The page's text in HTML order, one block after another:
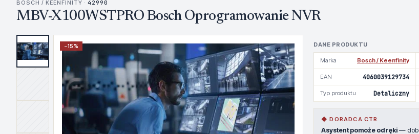
BOSCH / KEENFINITY · 42990
MBV-X100WSTPRO Bosch Oprogramowanie NVR
−15% DANE PRODUKTU
Marka Bosch / Keenfinity
EAN 4060039129734
Typ produktu Detaliczny
◆ DORADCA CTR
Asystent pomoże od ręki —